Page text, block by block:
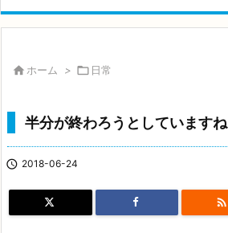
 ホーム >  日常
半分が終わろうとしていますね
 2018-06-24
